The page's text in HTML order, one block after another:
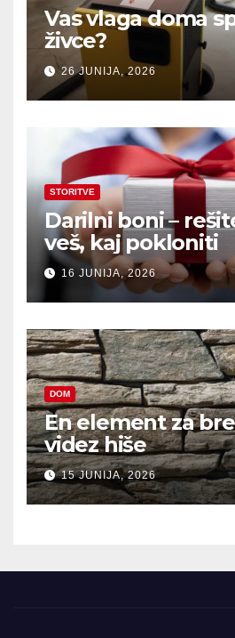
Vas vlaga doma
živce?
26 JUNIJA, 2026
STORITVE
Darilni boni – rešitev, ko ne
veš, kaj pokloniti
16 JUNIJA, 2026
DOM
En element za
videz hiše
15 JUNIJA, 2026